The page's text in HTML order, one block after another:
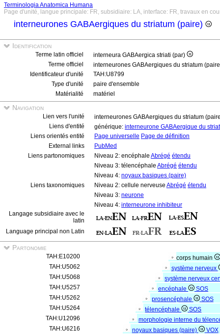
Terminologia Anatomica Humana
Page d'unité, langue principale: FR, subsidiaire: LA, interface: FR, travaux en
interneurones GABAergiques du striatum (paire)
Identification
Terme latin officiel
interneura GABAergica striati (par)
Terme officiel
interneurones GABAergiques du striatum
Identificateur d'unité
TAH:U8799
Type d'unité
paire d'ensemble
Matérialité
matériel
Navigation
Lien vers l'unité
interneurones GABAergiques du striatum
Liens d'entité
générique: interneurone GABAergique du
Liens orientés entité
Page universelle Page de définition
External links
PubMed
Liens partonomiques
Niveau 2: encéphale Abrégé étendu
Niveau 3: télencéphale Abrégé étendu
Niveau 4: noyaux basiques (paire)
Liens taxonomiques
Niveau 2: cellule nerveuse Abrégé étendu
Niveau 3: neurone
Niveau 4: interneurone inhibiteur
Langage subsidiaire avec le
latin
Language principal non Latin
Partonomie
TAH:E10200
corps humain
TAH:U5062
système nerveux
TAH:U5068
système nerveux
TAH:U5257
encéphale
SOS
TAH:U5262
prosencéphale
SOS
TAH:U5264
télencéphale
SOS
TAH:U12096
morphologie interne du
TAH:U6216
noyaux basiques (paire)
VOX